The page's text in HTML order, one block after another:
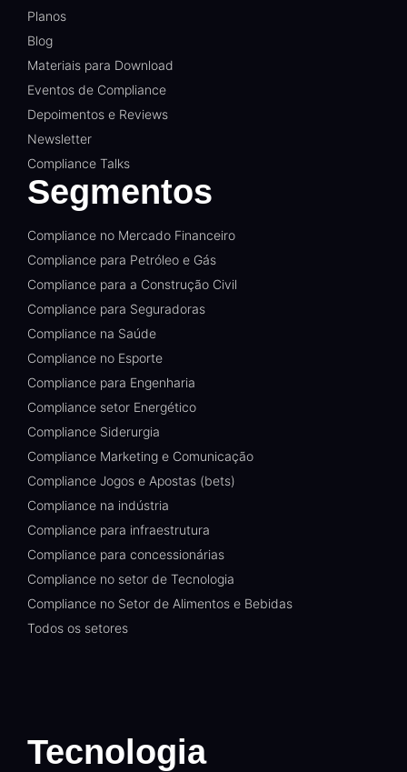
Planos
Blog
Materiais para Download
Eventos de Compliance
Depoimentos e Reviews
Newsletter
Compliance Talks
Segmentos
Compliance no Mercado Financeiro
Compliance para Petróleo e Gás
Compliance para a Construção Civil
Compliance para Seguradoras
Compliance na Saúde
Compliance no Esporte
Compliance para Engenharia
Compliance setor Energético
Compliance Siderurgia
Compliance Marketing e Comunicação
Compliance Jogos e Apostas (bets)
Compliance na indústria
Compliance para infraestrutura
Compliance para concessionárias
Compliance no setor de Tecnologia
Compliance no Setor de Alimentos e Bebidas
Todos os setores
Tecnologia